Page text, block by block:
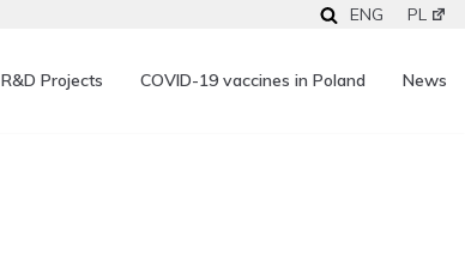
ENG PL
R&D Projects COVID-19 vaccines in Poland News